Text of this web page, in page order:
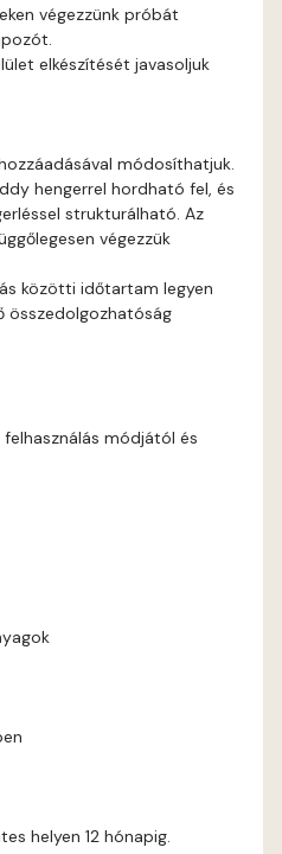
Brick E
Caramel E
Citrus C
Citrus D
Cobalt E
Current-red E
végezzünk próbát
elkészítését javasoljuk
módosíthatjuk.
hengerrel hordható fel, és
strukturálható. Az
végezzük
közötti időtartam legyen
összedolgozhatóság
módjától és
helyen 12 hónapig.